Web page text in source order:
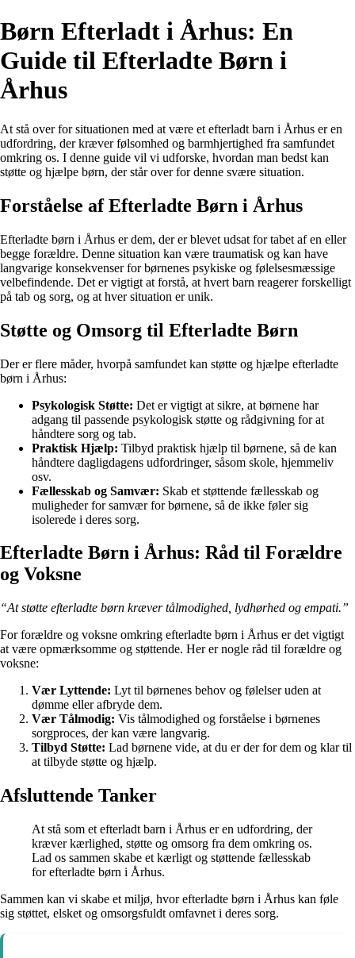
Børn Efterladt i Århus: En
Guide til Efterladte Børn i
Århus
At stå over for situationen med at være et efterladt barn i Århus er en
udfordring, der kræver følsomhed og barmhjertighed fra samfundet
omkring os. I denne guide vil vi udforske, hvordan man bedst kan
støtte og hjælpe børn, der står over for denne svære situation.
Forståelse af Efterladte Børn i Århus
Efterladte børn i Århus er dem, der er blevet udsat for tabet af en eller
begge forældre. Denne situation kan være traumatisk og kan have
langvarige konsekvenser for børnenes psykiske og følelsesmæssige
velbefindende. Det er vigtigt at forstå, at hvert barn reagerer forskelligt
på tab og sorg, og at hver situation er unik.
Støtte og Omsorg til Efterladte Børn
Der er flere måder, hvorpå samfundet kan støtte og hjælpe efterladte
børn i Århus:
Psykologisk Støtte: Det er vigtigt at sikre, at børnene har
adgang til passende psykologisk støtte og rådgivning for at
håndtere sorg og tab.
Praktisk Hjælp: Tilbyd praktisk hjælp til børnene, så de kan
håndtere dagligdagens udfordringer, såsom skole, hjemmeliv
osv.
Fællesskab og Samvær: Skab et støttende fællesskab og
muligheder for samvær for børnene, så de ikke føler sig
isolerede i deres sorg.
Efterladte Børn i Århus: Råd til Forældre
og Voksne
“At støtte efterladte børn kræver tålmodighed, lydhørhed og empati.”
For forældre og voksne omkring efterladte børn i Århus er det vigtigt
at være opmærksomme og støttende. Her er nogle råd til forældre og
voksne:
Vær Lyttende: Lyt til børnenes behov og følelser uden at
dømme eller afbryde dem.
Vær Tålmodig: Vis tålmodighed og forståelse i børnenes
sorgproces, der kan være langvarig.
Tilbyd Støtte: Lad børnene vide, at du er der for dem og klar til
at tilbyde støtte og hjælp.
Afsluttende Tanker
At stå som et efterladt barn i Århus er en udfordring, der
kræver kærlighed, støtte og omsorg fra dem omkring os.
Lad os sammen skabe et kærligt og støttende fællesskab
for efterladte børn i Århus.
Sammen kan vi skabe et miljø, hvor efterladte børn i Århus kan føle
sig støttet, elsket og omsorgsfuldt omfavnet i deres sorg.